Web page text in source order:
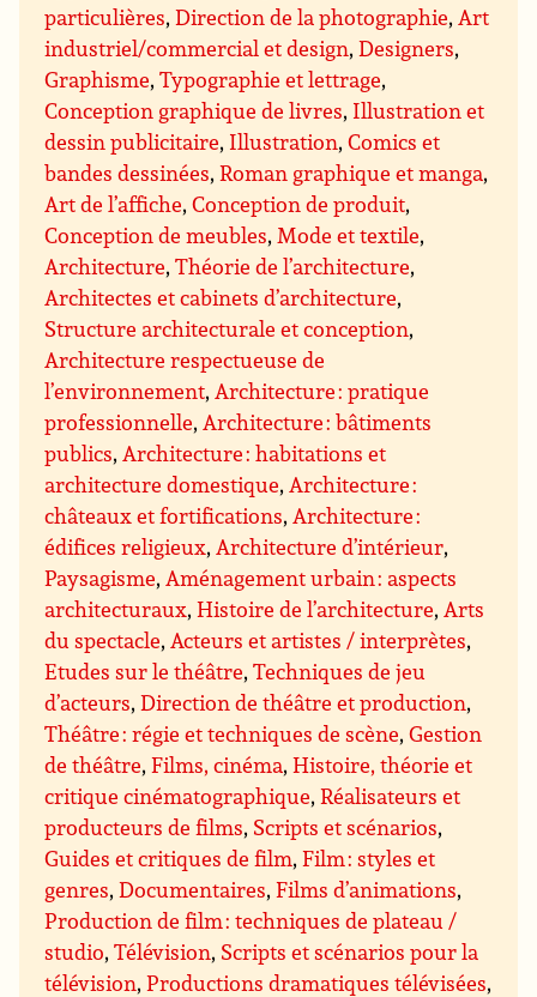
particulières,Direction de la photographie,Art
industriel/commercial et design,Designers,
Graphisme,Typographie et lettrage,
Conception graphique de livres, Illustration et
dessin publicitaire, Illustration,Comics et
bandes dessinées,Roman graphique et manga,
Art de l’affiche,Conception de produit,
Conception de meubles,Mode et textile,
Architecture,Théorie de l’architecture,
Architectes et cabinets d’architecture,
Structure architecturale et conception,
Architecture respectueuse de
l’environnement,Architecture : pratique
professionnelle,Architecture : bâtiments
publics,Architecture : habitations et
architecture domestique,Architecture :
châteaux et fortifications,Architecture :
édifices religieux,Architecture d’intérieur,
Paysagisme,Aménagement urbain : aspects
architecturaux,Histoire de l’architecture,Arts
du spectacle,Acteurs et artistes / interprètes,
Etudes sur le théâtre,Techniques de jeu
d’acteurs,Direction de théâtre et production,
Théâtre : régie et techniques de scène,Gestion
de théâtre,Films, cinéma,Histoire, théorie et
critique cinématographique,Réalisateurs et
producteurs de films, Scripts et scénarios,
Guides et critiques de film,Film : styles et
genres,Documentaires,Films d’animations,
Production de film : techniques de plateau /
studio,Télévision, Scripts et scénarios pour la
télévision,Productions dramatiques télévisées,